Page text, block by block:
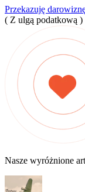
Przekazuję
( Z ulgą podatkową )
Nasze wyróżnione